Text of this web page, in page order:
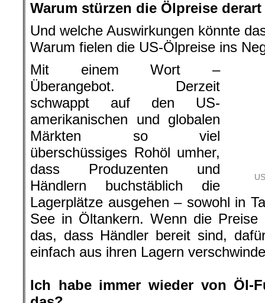
Märkten so viel
überschüssiges Rohöl umher,
dass Produzenten und
Händlern buchstäblich die
Lagerplätze ausgehen – sowohl in
See in Öltankern. Wenn die Preise
das, dass Händler bereit sind,
einfach aus ihren Lagern
.
Ich habe immer wieder von Öl-
das?
Öl wird als sogenannte
„Futures“ gehandelt, die es
festgelegten Preis Barrel Öl für
festgelegten Zeitpunkt in der
verbindliche Vereinbarung, nach
gesetzlich verpflichtet sind, das
auch einzuhalten.